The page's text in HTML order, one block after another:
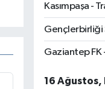
Kasımpaşa -
Gençlerbirliği
Gaziantep FK
16 Ağustos,